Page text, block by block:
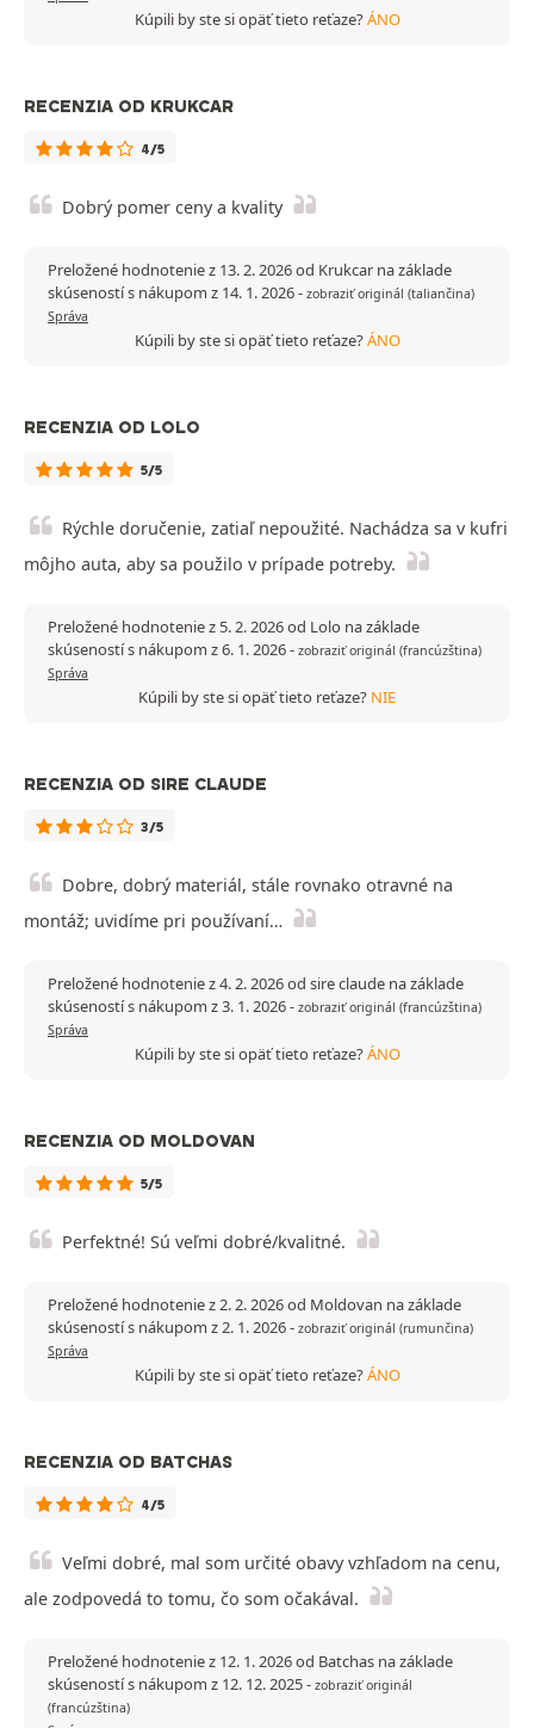
Kúpili by ste si opäť tieto reťaze?ÁNO
RECENZIA OD KRUKCAR
4/5
Dobrý pomer ceny a kvality
Preložené hodnotenie z 13. 2. 2026 od Krukcar na základe
skúseností s nákupom z 14. 1. 2026- zobraziť originál (taliančina)
Správa
Kúpili by ste si opäť tieto reťaze?ÁNO
RECENZIA OD LOLO
5/5
Rýchle doručenie, zatiaľ nepoužité. Nachádza sa v kufri
môjho auta, aby sa použilo v prípade potreby.
Preložené hodnotenie z 5. 2. 2026 od Lolo na základe
skúseností s nákupom z 6. 1. 2026- zobraziť originál (francúzština)
Správa
Kúpili by ste si opäť tieto reťaze? NIE
RECENZIA OD SIRE CLAUDE
3/5
Dobre, dobrý materiál, stále rovnako otravné na
montáž; uvidíme pri používaní…
Preložené hodnotenie z 4. 2. 2026 od sire claude na základe
skúseností s nákupom z 3. 1. 2026- zobraziť originál (francúzština)
Správa
Kúpili by ste si opäť tieto reťaze?ÁNO
RECENZIA OD MOLDOVAN
5/5
Perfektné! Sú veľmi dobré/kvalitné.
Preložené hodnotenie z 2. 2. 2026 od Moldovan na základe
skúseností s nákupom z 2. 1. 2026- zobraziť originál (rumunčina)
Správa
Kúpili by ste si opäť tieto reťaze?ÁNO
RECENZIA OD BATCHAS
4/5
Veľmi dobré, mal som určité obavy vzhľadom na cenu,
ale zodpovedá to tomu, čo som očakával.
Preložené hodnotenie z 12. 1. 2026 od Batchas na základe
skúseností s nákupom z 12. 12. 2025- zobraziť originál
(francúzština)